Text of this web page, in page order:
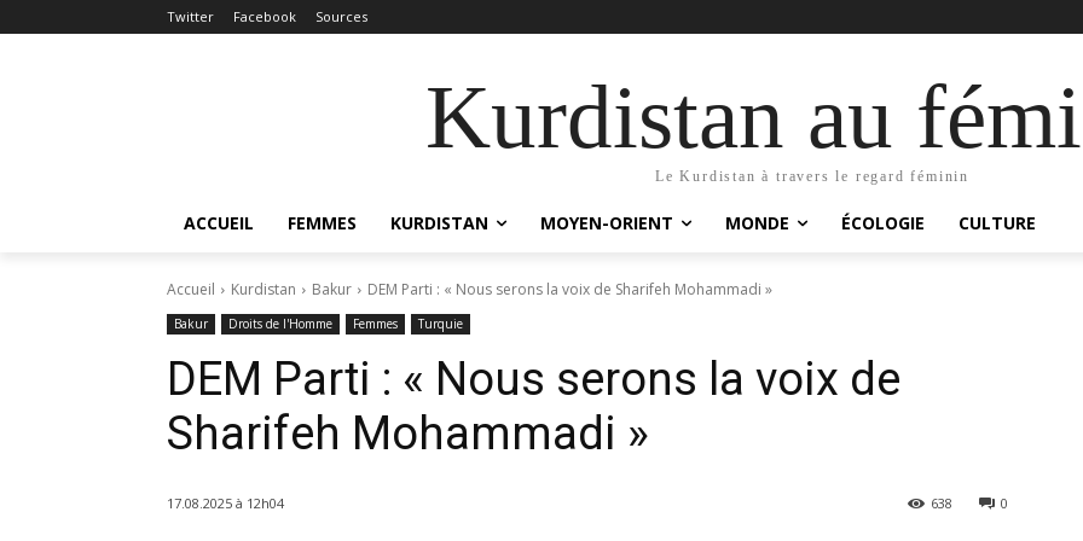
Twitter Facebook Sources
Kurdistan au
Le Kurdistan à travers le regard féminin
ACCUEIL FEMMES KURDISTAN MOYEN-ORIENT MONDE ÉCOLOGIE CULTURE
Accueil Kurdistan Bakur DEM Parti : « Nous serons la voix de Sharifeh Mohammadi »
Bakur Droits de l'Homme Femmes Turquie
DEM Parti : « Nous serons la voix de
Sharifeh Mohammadi »
17.08.2025 à 12h04 0
638